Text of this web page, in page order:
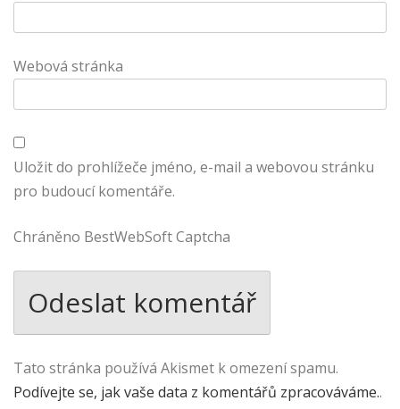
Webová stránka
Uložit do prohlížeče jméno, e-mail a webovou stránku
pro budoucí komentáře.
Chráněno BestWebSoft Captcha
Tato stránka používá Akismet k omezení spamu.
Podívejte se, jak vaše data z komentářů zpracováváme..